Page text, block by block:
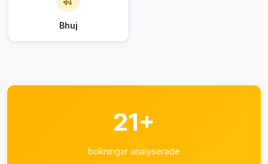
Bhuj
21+
bokningar analyserade